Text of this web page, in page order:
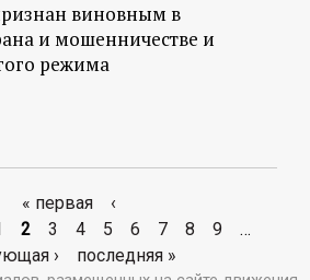
виновным в
и мошенничестве и
режима
« первая
‹
2 3 4 5 6 7 8 9
…
›
последняя »